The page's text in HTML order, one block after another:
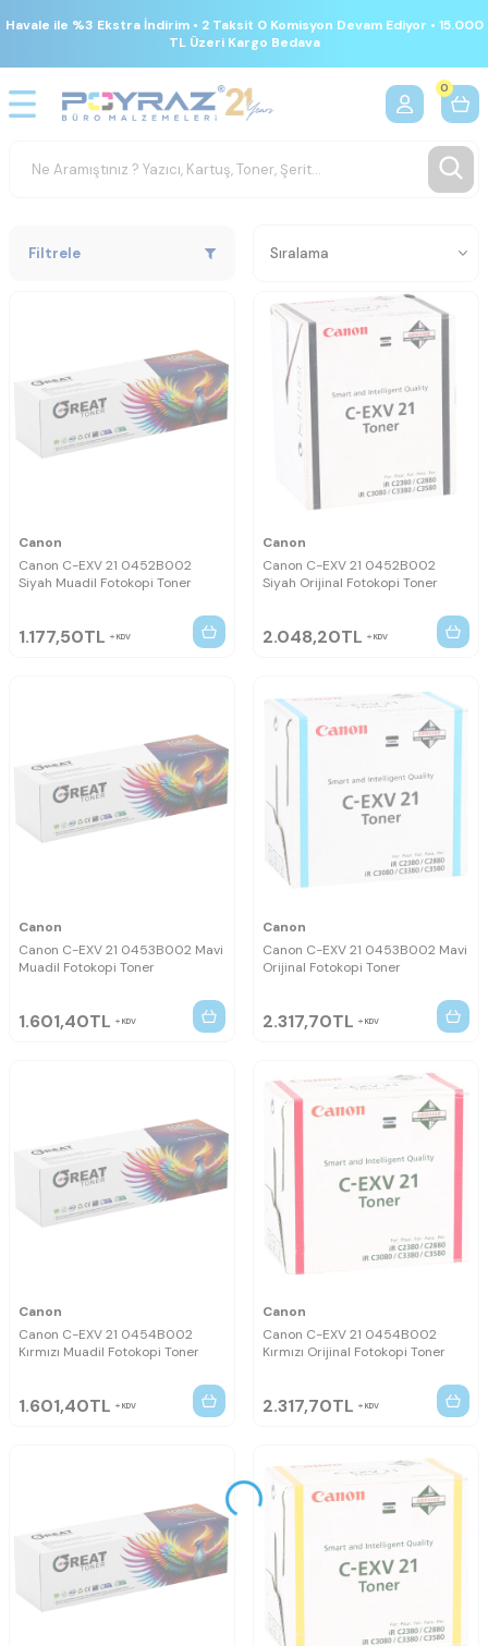
Havale ile %3 Ekstra İndirim • 2 Taksit 0 Komisyon Devam Ediyor • 15.000
TL Üzeri Kargo Bedava
0
Filtrele
Canon
Canon C-EXV 21 0452B002
Siyah Muadil Fotokopi Toner
1.177,50TL KDV
Canon
Canon C-EXV 21 0452B002
Siyah Orijinal Fotokopi Toner
2.048,20TL KDV
Canon
Canon C-EXV 21 0453B002 Mavi
Muadil Fotokopi Toner
1.601,40TL KDV
Canon
Canon C-EXV 21 0453B002 Mavi
Orijinal Fotokopi Toner
2.317,70TL KDV
Canon
Canon C-EXV 21 0454B002
Kırmızı Muadil Fotokopi Toner
1.601,40TL KDV
Canon
Canon C-EXV 21 0454B002
Kırmızı Orijinal Fotokopi Toner
2.317,70TL KDV